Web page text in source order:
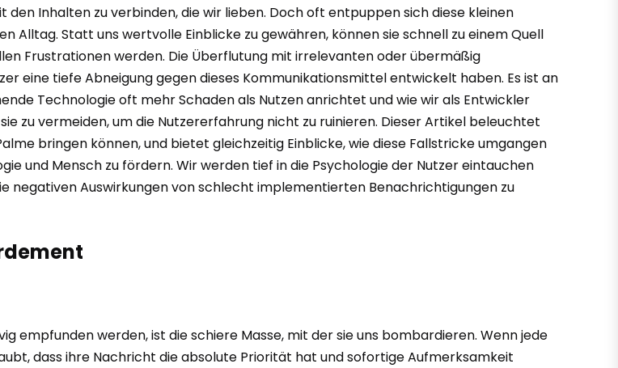
Inhalten zu verbinden, die wir lieben. Doch oft entpuppen sich diese kleinen
Alltag. Statt uns wertvolle Einblicke zu gewähren, können sie schnell zu einem Quell
Frustrationen werden. Die Überflutung mit irrelevanten oder übermäßig
eine tiefe Abneigung gegen dieses Kommunikationsmittel entwickelt haben. Es ist an
Technologie oft mehr Schaden als Nutzen anrichtet und wie wir als Entwickler
zu vermeiden, um die Nutzererfahrung nicht zu ruinieren. Dieser Artikel beleuchtet
bringen können, und bietet gleichzeitig Einblicke, wie diese Fallstricke umgangen
und Mensch zu fördern. Wir werden tief in die Psychologie der Nutzer eintauchen
negativen Auswirkungen von schlecht implementierten Benachrichtigungen zu
empfunden werden, ist die schiere Masse, mit der sie uns bombardieren. Wenn jede
dass ihre Nachricht die absolute Priorität hat und sofortige Aufmerksamkeit